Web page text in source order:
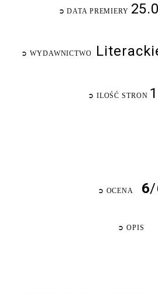
➲ DATA PREMIERY
➲ WYDAWNICTWO
➲ ILOŚĆ STRON
➲ OCENA 6/
➲ OPIS